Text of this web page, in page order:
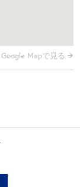
Google Mapで見る